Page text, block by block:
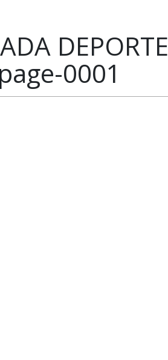
DEPORTE
0001